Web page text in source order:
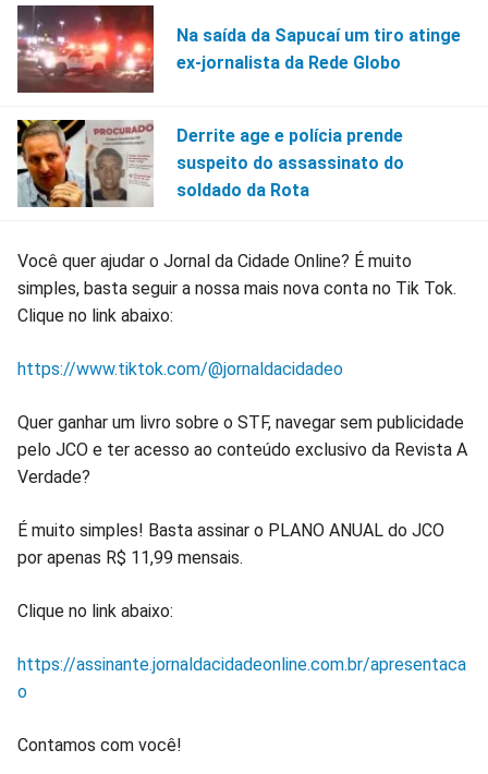
Na saída da Sapucaí um tiro atinge
ex-jornalista da Rede Globo
Derrite age e polícia prende
suspeito do assassinato do
soldado da Rota
Você quer ajudar o Jornal da Cidade Online? É muito
simples, basta seguir a nossa mais nova conta no Tik Tok.
Clique no link abaixo:
https://www.tiktok.com/@jornaldacidadeo
Quer ganhar um livro sobre o STF, navegar sem publicidade
pelo JCO e ter acesso ao conteúdo exclusivo da Revista A
Verdade?
É muito simples! Basta assinar o PLANO ANUAL do JCO
por apenas R$ 11,99 mensais.
Clique no link abaixo:
https://assinante.jornaldacidadeonline.com.br/apresentaca
o
Contamos com você!